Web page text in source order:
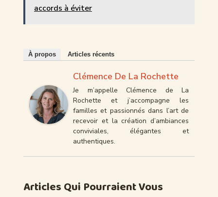
accords à éviter
À propos Articles récents
Clémence De La Rochette
Je m’appelle Clémence de La
Rochette et j’accompagne les
familles et passionnés dans l’art de
recevoir et la création d’ambiances
conviviales, élégantes et
authentiques.
Articles Qui Pourraient Vous